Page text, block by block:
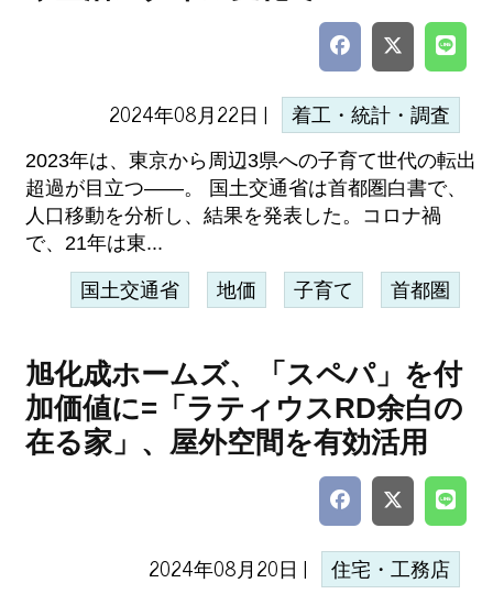
2024年08月22日 | 着工・統計・調査
2023年は、東京から周辺3県への子育て世代の転出
超過が目立つ――。 国土交通省は首都圏白書で、
人口移動を分析し、結果を発表した。コロナ禍
で、21年は東...
国土交通省 地価 子育て 首都圏
旭化成ホームズ、「スペパ」を付
加価値に=「ラティウスRD余白の
在る家」、屋外空間を有効活用
2024年08月20日 | 住宅・工務店